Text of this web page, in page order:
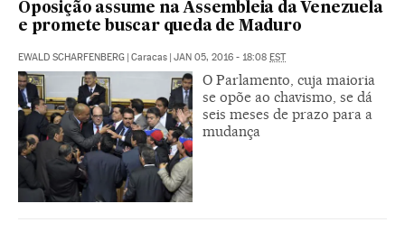
Oposição assume na Assembleia da Venezuela
e promete buscar queda de Maduro
EWALD SCHARFENBERG Caracas JAN 05, 2016 - 18:08 EST
O Parlamento, cuja maioria
se opõe ao chavismo, se dá
seis meses de prazo para a
mudança